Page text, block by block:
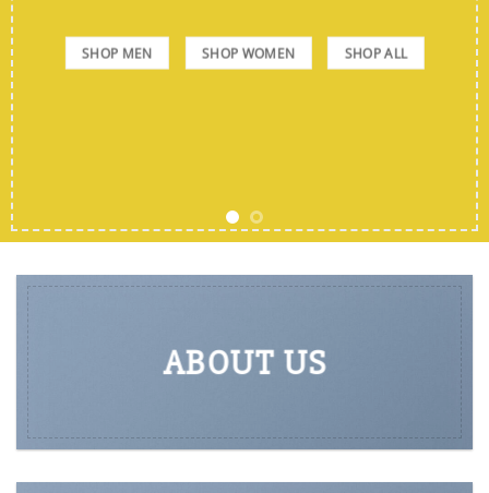
SHOP MEN SHOP WOMEN SHOP ALL
ABOUT US